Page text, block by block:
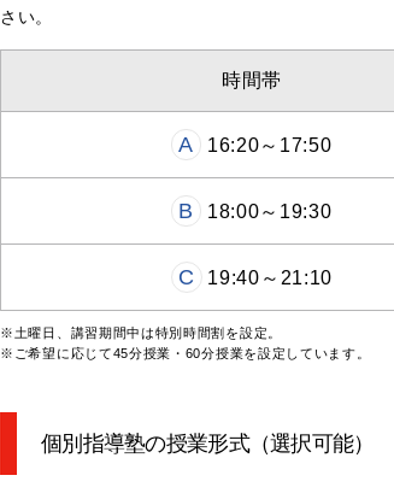
さい。
時間帯
A 16:20～17:50
B 18:00～19:30
C 19:40～21:10
※土曜日、講習期間中は特別時間割を設定。
※ご希望に応じて45分授業・60分授業を設定しています。
個別指導塾の授業形式（選択可能）